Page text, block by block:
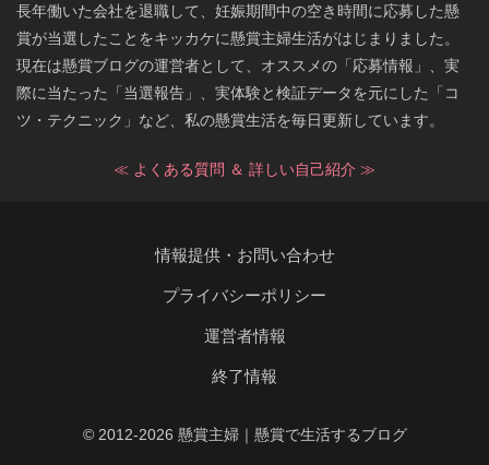
長年働いた会社を退職して、妊娠期間中の空き時間に応募した懸
賞が当選したことをキッカケに懸賞主婦生活がはじまりました。
現在は懸賞ブログの運営者として、オススメの「応募情報」、実
際に当たった「当選報告」、実体験と検証データを元にした「コ
ツ・テクニック」など、私の懸賞生活を毎日更新しています。
≪ よくある質問 ＆ 詳しい自己紹介 ≫
情報提供・お問い合わせ
プライバシーポリシー
運営者情報
終了情報
© 2012-2026 懸賞主婦｜懸賞で生活するブログ